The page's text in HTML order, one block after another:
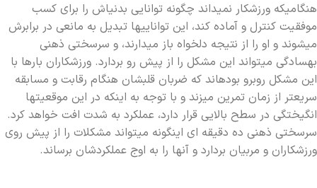
هنگاميکه ورزشکار نميداند چگونه توانايي بدنياش را براي کسب
موفقيت کنترل و آماده کند، اين تواناييها تبديل به مانعي در برابرش
ميشوند و او را از نتيجه دلخواه باز ميدارند، و سرسختي ذهني
بهسادگي ميتواند اين مشکل را از پيش رو بردارد. ورزشکاران بارها با
اين مشکل روبرو بودهاند که ضربان قلبشان هنگام رقابت و مسابقه
سريعتر از زمان تمرين ميزند و با توجه به اينکه در اين موقعيتها
انگيختگي در سطح بالايي قرار دارد، عملکرد به شدت افت خواهد کرد.
سرسختي ذهني ده دقيقه اي اينگونه ميتواند مشکلات را از پيش روي
ورزشکاران و مربيان بردارد و آنها را به اوج عملکردشان برساند.